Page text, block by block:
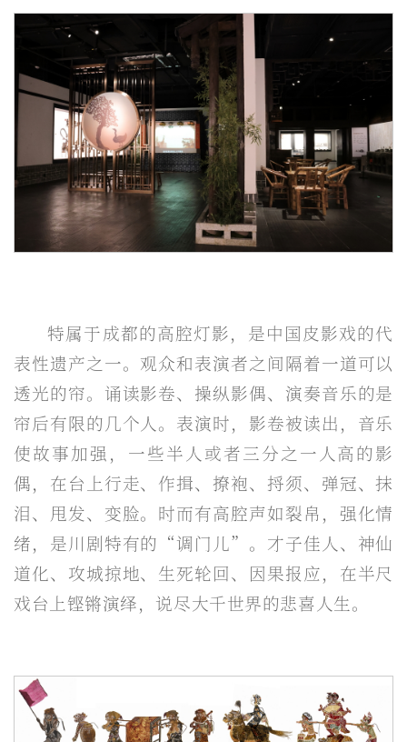
特属于成都的高腔灯影，是中国皮影戏的代
表性遗产之一。观众和表演者之间隔着一道可以
透光的帘。诵读影卷、操纵影偶、演奏音乐的是
帘后有限的几个人。表演时，影卷被读出，音乐
使故事加强，一些半人或者三分之一人高的影
偶，在台上行走、作揖、撩袍、捋须、弹冠、抹
泪、甩发、变脸。时而有高腔声如裂帛，强化情
绪，是川剧特有的“调门儿”。才子佳人、神仙
道化、攻城掠地、生死轮回、因果报应，在半尺
戏台上铿锵演绎，说尽大千世界的悲喜人生。